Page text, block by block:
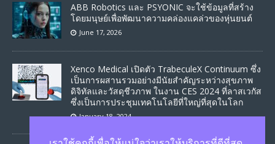
ABB Robotics และ PSYONIC จะใช้ข้อมูลที่สร้าง
โดยมนุษย์เพื่อพัฒนาความคล่องแคล่วของหุ่นยนต์
June 17, 2026
Xenco Medical เปิดตัว TrabeculeX Continuum ซึ่ง
เป็นการผสานรวมอย่างมีนัยสำคัญระหว่างสุขภาพ
ดิจิทัลและวัสดุชีวภาพ ในงาน CES 2024 ที่ลาสเวกัส
ซึ่งเป็นการประชุมเทคโนโลยีที่ใหญ่ที่สุดในโลก
January 18, 2024